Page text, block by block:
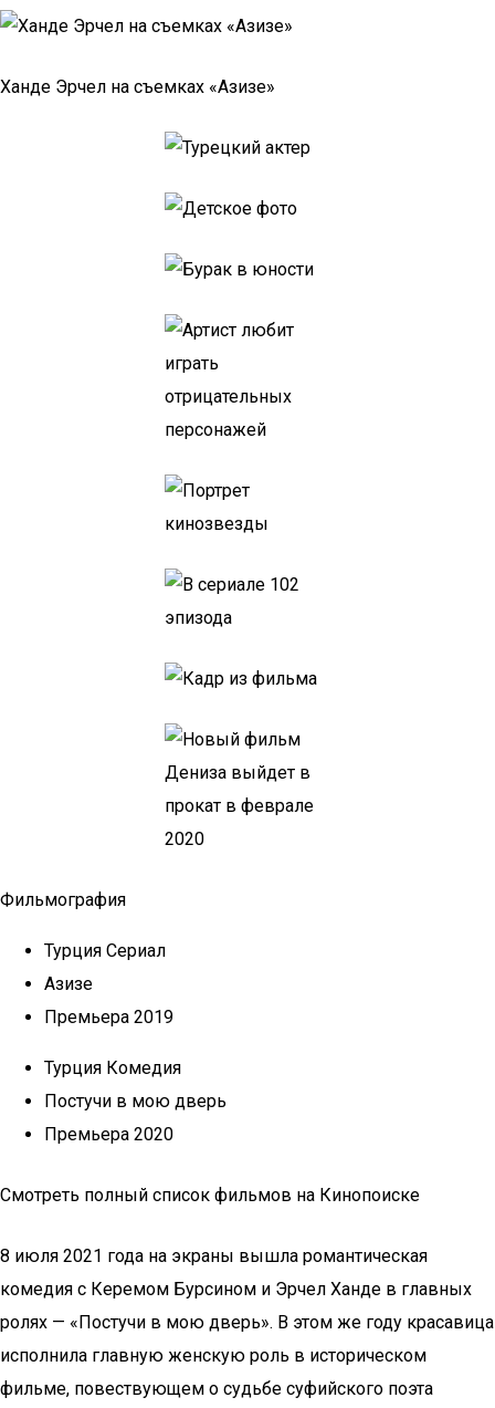
Ханде Эрчел на съемках «Азизе»
Фильмография
Турция Сериал
Азизе
Премьера 2019
Турция Комедия
Постучи в мою дверь
Премьера 2020
Смотреть полный список фильмов на Кинопоиске
8 июля 2021 года на экраны вышла романтическая
комедия с Керемом Бурсином и Эрчел Ханде в главных
ролях — «Постучи в мою дверь». В этом же году красавица
исполнила главную женскую роль в историческом
фильме, повествующем о судьбе суфийского поэта